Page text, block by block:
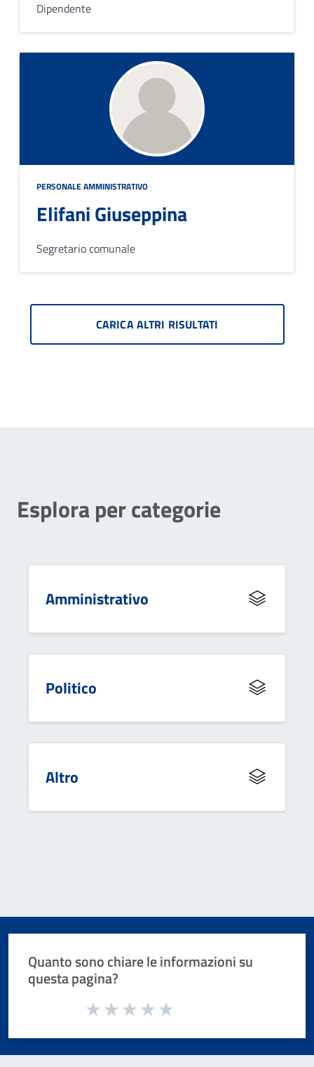
Dipendente
PERSONALE AMMINISTRATIVO
Elifani Giuseppina
Segretario comunale
CARICA ALTRI RISULTATI
Esplora per categorie
Amministrativo
Politico
Altro
Quanto sono chiare le informazioni su
questa pagina?
Valuta da 1 a 5 stelle la pagina